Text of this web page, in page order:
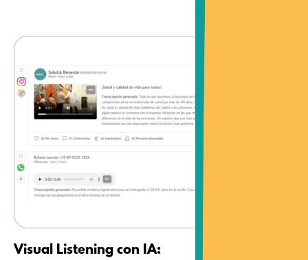
Visual Listening con IA: